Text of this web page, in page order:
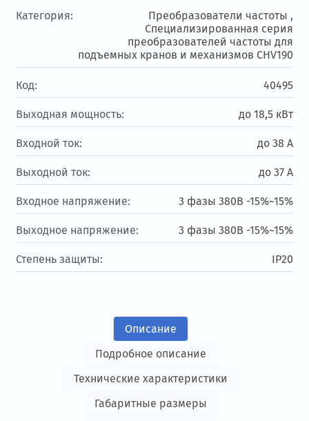
Категория:
Преобразователи частоты ,
Специализированная серия
преобразователей частоты для
подъемных кранов и механизмов CHV190
Код: 40495
Выходная мощность: до 18,5 кВт
Входной ток: до 38 А
Выходной ток: до 37 А
Входное напряжение: 3 фазы 380В -15%~15%
Выходное напряжение: 3 фазы 380В -15%~15%
Степень защиты: IP20
Описание
Подробное описание
Технические характеристики
Габаритные размеры